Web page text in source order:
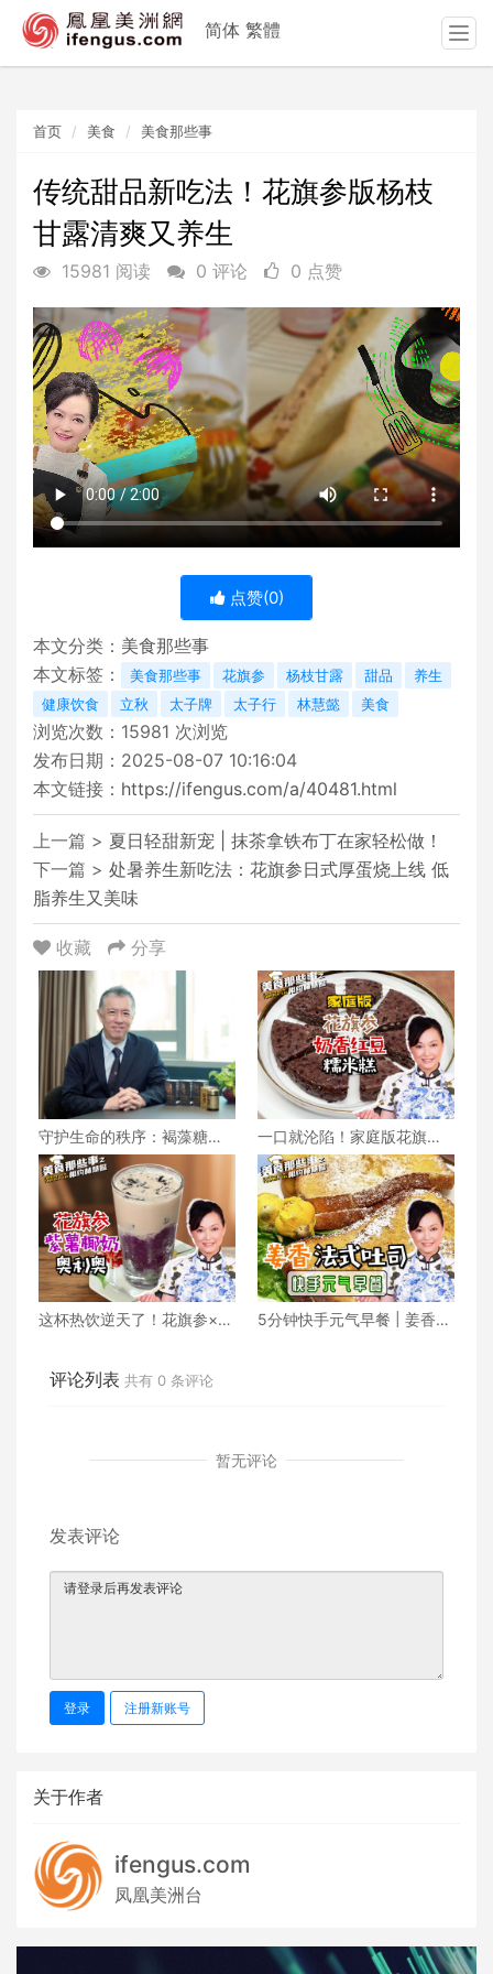
首页 美食 美食那些事
传统甜品新吃法！花旗参版杨枝
甘露清爽又养生
15981 阅读 0 评论 0 点赞
点赞(0)
本文分类： 美食那些事
本文标签：
美食那些事 花旗参 杨枝甘露 甜品
养生
健康饮食
立秋 太子牌 太子行 林慧懿 美食
浏览次数： 15981 次浏览
发布日期：2025-08-07 10:16:04
本文链接： https://ifengus.com/a/40481.html
上一篇 > 夏日轻甜新宠 | 抹茶拿铁布丁在家轻松做！
下一篇 > 处暑养生新吃法：花旗参日式厚蛋烧上线 低
脂养生又美味
收藏 分享
守护生命的秩序：褐藻糖胶
在「身体大规模重整」后的
机能维护
一口就沦陷！家庭版花旗参
奶香红豆糯米糕
这杯热饮逆天了！花旗参×紫
5分钟快手元气早餐 | 姜香法
评论列表 共有 0 条评论
暂无评论
发表评论
登录 注册新账号
关于作者
ifengus.com
凤凰美洲台
简体 繁體
T
o
a
t
i
o
n